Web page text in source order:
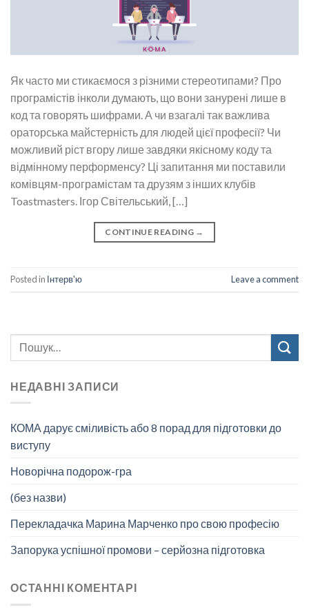
Як часто ми стикаємося з різними стереотипами? Про
програмістів інколи думають, що вони занурені лише в
код та говорять шифрами. А чи взагалі так важлива
ораторська майстерність для людей цієї професії? Чи
можливий ріст вгору лише завдяки якісному коду та
відмінному перформенсу? Ці запитання ми поставили
комівцям-програмістам та друзям з інших клубів
Toastmasters. Ігор Світельський, […]
CONTINUE READING →
Posted in Інтерв'ю Leave a comment
НЕДАВНІ ЗАПИСИ
КОМА дарує сміливість або 8 порад для підготовки до
виступу
Новорічна подорож-гра
(без назви)
Перекладачка Марина Марченко про свою професію
Запорука успішної промови – серйозна підготовка
ОСТАННІ КОМЕНТАРІ